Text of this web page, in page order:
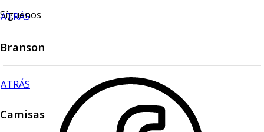
ATRÁS
Branson
ATRÁS
Camisas
Síguenos